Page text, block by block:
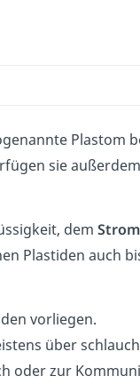
Plastom
sie
dem
Plastiden auch
vorliegen.
über
oder zur